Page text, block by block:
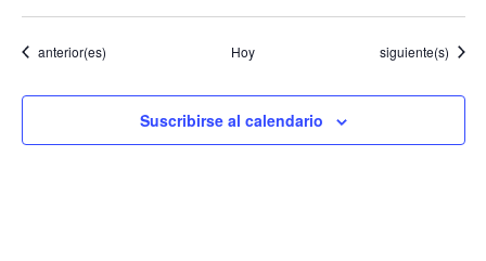
Eventos
anterior(es) Hoy Eventos
siguiente(s)
Suscribirse al calendario